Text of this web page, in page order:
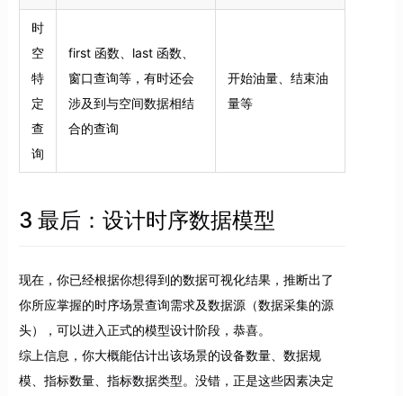
时
空
特
定
查
询
first 函数、last 函数、
窗口查询等，有时还会
涉及到与空间数据相结
合的查询
开始油量、结束油
量等
3 最后：设计时序数据模型
现在，你已经根据你想得到的数据可视化结果，推断出了
你所应掌握的时序场景查询需求及数据源（数据采集的源
头），可以进入正式的模型设计阶段，恭喜。
综上信息，你大概能估计出该场景的设备数量、数据规
模、指标数量、指标数据类型。没错，正是这些因素决定